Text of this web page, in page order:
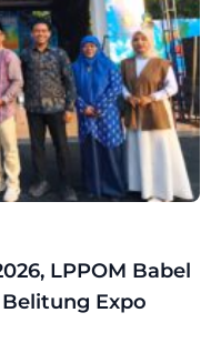
LPPOM Babel
Expo